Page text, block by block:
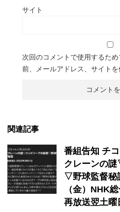
サイト
次回のコメントで使用するた
前、メールアドレス、サイトを
関連記事
番組告知 チ
クレーンの
▽野球監督秘
（金）NHK
再放送翌土曜